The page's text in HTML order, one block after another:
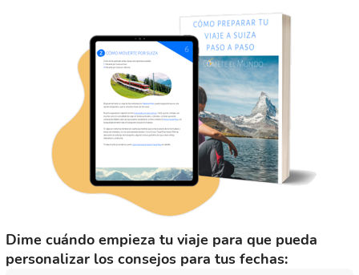
Dime cuándo empieza tu viaje para que pueda
personalizar los consejos para tus fechas: